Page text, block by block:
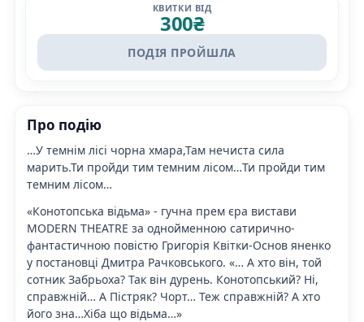
КВИТКИ ВІД
300₴
ПОДІЯ ПРОЙШЛА
Про подію
…У темнім лісі чорна хмара,Там нечиста сила
марить.Ти пройди тим темним лісом…Ти пройди тим
темним лісом…
«Конотопська відьма» - гучна прем єра вистави
MODERN THEATRE за однойменною сатирично-
фантастичною повістю Григорія Квітки-Основ яненко
у постановці Дмитра Рачковського. «… А хто він, той
сотник Забрьоха? Так він дурень. Конотопський? Ні,
справжній… А Пістряк? Чорт… Теж справжній? А хто
його зна…Хіба що відьма…»